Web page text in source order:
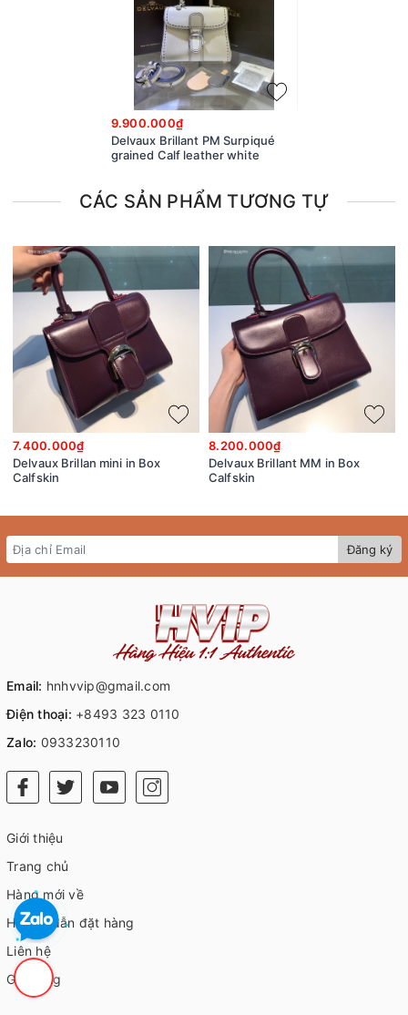
9.900.000₫
Delvaux Brillant PM Surpiqué
grained Calf leather white
CÁC SẢN PHẨM TƯƠNG TỰ
7.400.000₫
Delvaux Brillan mini in Box
Calfskin
8.200.000₫
Delvaux Brillant MM in Box
Calfskin
Đăng ký
Email: hnhvvip@gmail.com
Điện thoại: +8493 323 0110
Zalo: 0933230110
Giới thiệu
Trang chủ
Hàng mới về
Hướng dẫn đặt hàng
Liên hệ
Giỏ hàng